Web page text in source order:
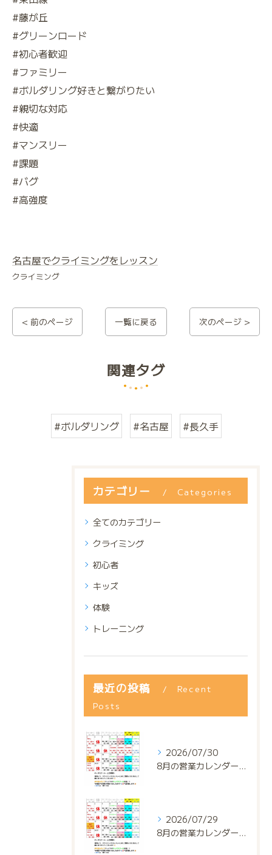
#藤が丘
#グリーンロード
#初心者歓迎
#ファミリー
#ボルダリング好きと繋がりたい
#親切な対応
#快適
#マンスリー
#課題
#バグ
#高強度
名古屋でクライミングをレッスン
クライミング
< 前のページ 一覧に戻る 次のページ >
関連タグ
#ボルダリング #名古屋 #長久手
カテゴリー Categories
全てのカテゴリー
クライミング
初心者
キッズ
体験
トレーニング
最近の投稿
Recent
Posts
2026/07/30
8月の営業カレンダー📅でっっっす‼️
2026/07/29
8月の営業カレンダー📅でっっっす‼️